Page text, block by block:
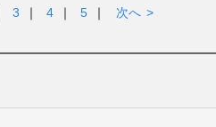
3 ｜ 4 ｜ 5 ｜ 次へ >